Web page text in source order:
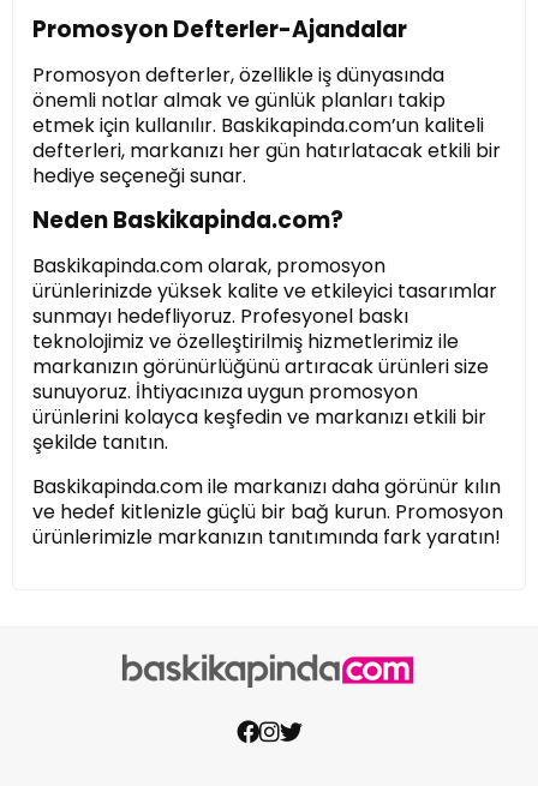
Promosyon Defterler-Ajandalar
Promosyon defterler, özellikle iş dünyasında
önemli notlar almak ve günlük planları takip
etmek için kullanılır. Baskikapinda.com’un kaliteli
defterleri, markanızı her gün hatırlatacak etkili bir
hediye seçeneği sunar.
Neden Baskikapinda.com?
Baskikapinda.com olarak, promosyon
ürünlerinizde yüksek kalite ve etkileyici tasarımlar
sunmayı hedefliyoruz. Profesyonel baskı
teknolojimiz ve özelleştirilmiş hizmetlerimiz ile
markanızın görünürlüğünü artıracak ürünleri size
sunuyoruz. İhtiyacınıza uygun promosyon
ürünlerini kolayca keşfedin ve markanızı etkili bir
şekilde tanıtın.
Baskikapinda.com ile markanızı daha görünür kılın
ve hedef kitlenizle güçlü bir bağ kurun. Promosyon
ürünlerimizle markanızın tanıtımında fark yaratın!